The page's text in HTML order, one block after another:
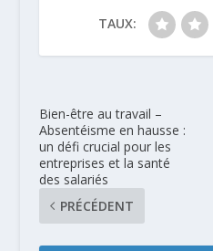
TAUX:
Bien-être au travail –
Absentéisme en hausse :
un défi crucial pour les
entreprises et la santé
des salariés
PRÉCÉDENT